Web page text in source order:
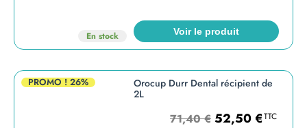
En stock Voir le produit
PROMO !26%
Orocup Durr Dental récipient de
2L
71,40€ 52,50€TTC